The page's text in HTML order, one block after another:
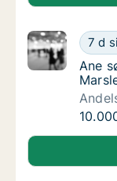
Ane
7 d
Ane
Ane
Ane
Ane søger